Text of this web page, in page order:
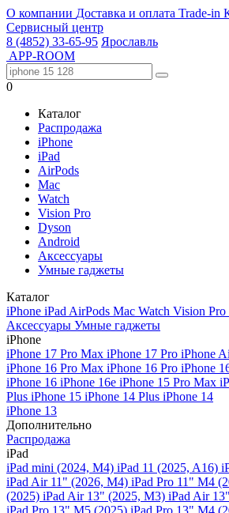
О компании Доставка и оплата Trade-in
Сервисный центр
8 (4852) 33-65-95 Ярославль
APP-ROOM
0
Каталог
Распродажа
iPhone
iPad
AirPods
Mac
Watch
Vision Pro
Dyson
Android
Аксессуары
Умные гаджеты
Каталог
iPhone iPad AirPods Mac Watch Vision Pro
Аксессуары Умные гаджеты
iPhone
iPhone 17 Pro Max iPhone 17 Pro iPhone
iPhone 16 Pro Max iPhone 16 Pro iPhone
iPhone 16 iPhone 16e iPhone 15 Pro Max
Plus iPhone 15 iPhone 14 Plus iPhone 14
iPhone 13
Дополнительно
Распродажа
iPad
iPad mini (2024, M4) iPad 11 (2025, A16)
iPad Air 11" (2026, M4) iPad Pro 11" M4
(2025) iPad Air 13" (2025, M3) iPad Air
iPad Pro 13" M5 (2025) iPad Pro 13" M4